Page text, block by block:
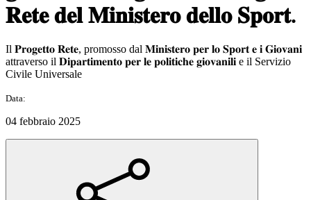
𝐑𝐞𝐭𝐞 𝐝𝐞𝐥 𝐌𝐢𝐧𝐢𝐬𝐭𝐞𝐫𝐨 𝐝𝐞𝐥𝐥𝐨 𝐒𝐩𝐨𝐫𝐭.
Il 𝐏𝐫𝐨𝐠𝐞𝐭𝐭𝐨 𝐑𝐞𝐭𝐞, promosso dal 𝐌𝐢𝐧𝐢𝐬𝐭𝐞𝐫𝐨 𝐩𝐞𝐫 𝐥𝐨 𝐒𝐩𝐨𝐫𝐭 𝐞 𝐢 𝐆𝐢𝐨𝐯𝐚𝐧𝐢
attraverso il 𝐃𝐢𝐩𝐚𝐫𝐭𝐢𝐦𝐞𝐧𝐭𝐨 𝐩𝐞𝐫 𝐥𝐞 𝐩𝐨𝐥𝐢𝐭𝐢𝐜𝐡𝐞 𝐠𝐢𝐨𝐯𝐚𝐧𝐢𝐥𝐢 e il Servizio
Civile Universale
Data:
04 febbraio 2025